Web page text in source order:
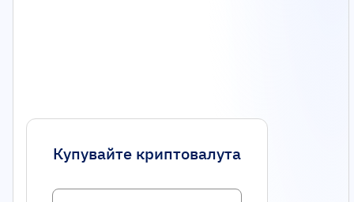
Купувайте криптовалута